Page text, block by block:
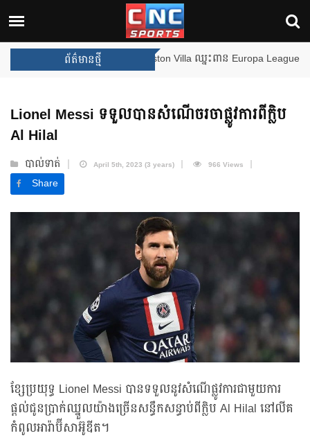
ព័ត៌មានថ្មី
ឈ្នះពានរង្វាន់បន្ថែមទៀត បន្ទាប់ពី Aston Villa ឈ្នះពាន Europa League
Lionel Messi ទទួលបានសំណើចរចាផ្លូវការពីក្លិប
Al Hilal
បាល់ទាត់ April 5th, 2023 (3 years) 966 Views
Share
ខ្សែប្រយុទ្ធ Lionel Messi បានទទួលនូវសំណើផ្លូវការជាមួយការ
ផ្តល់ជូនប្រាក់ឈ្នួលយ៉ាងច្រើនសន្ធឹកសន្ធាប់ពីក្លិប Al Hilal នៅលីគ
កំពូលអារ៉ាប៊ីសាអ៊ូឌីត។